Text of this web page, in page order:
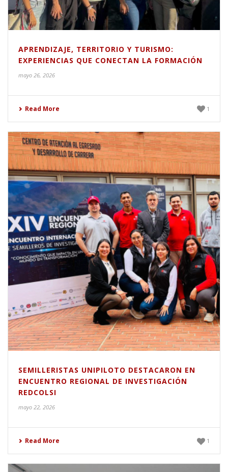
APRENDIZAJE, TERRITORIO Y TURISMO:
EXPERIENCIAS QUE CONECTAN LA FORMACIÓN
mayo 26, 2026
Read More 1
SEMILLERISTAS UNIPILOTO DESTACARON EN
ENCUENTRO REGIONAL DE INVESTIGACIÓN
REDCOLSI
mayo 22, 2026
Read More 1